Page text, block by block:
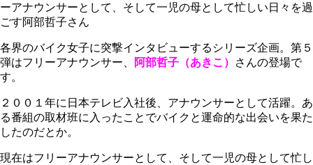
ーアナウンサーとして、そして一児の母として忙しい日々を過
ごす阿部哲子さん
各界のバイク女子に突撃インタビューするシリーズ企画。第５
弾はフリーアナウンサー、
阿部哲子（あきこ）
さんの登場で
す。
２００１年に日本テレビ入社後、アナウンサーとして活躍。あ
る番組の取材班に入ったことでバイクと運命的な出会いを果た
したのだとか。
現在はフリーアナウンサーとして、そして一児の母として忙し